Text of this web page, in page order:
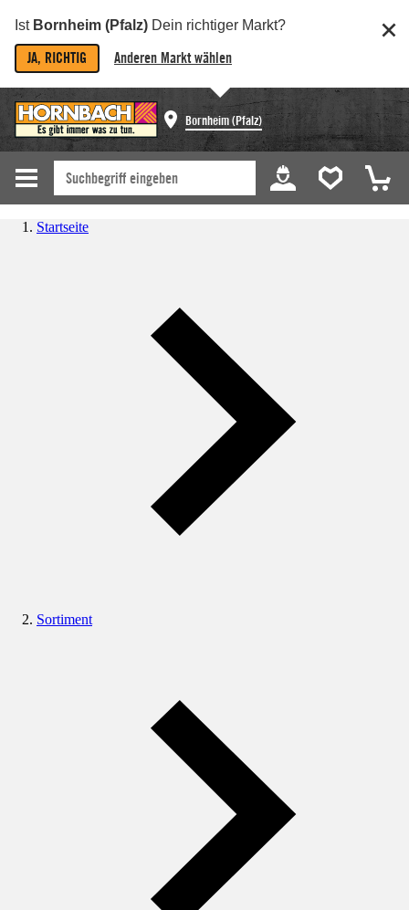
Ist Bornheim (Pfalz) Dein richtiger Markt?
JA, RICHTIG Anderen Markt wählen
Bornheim (Pfalz)
Startseite
Sortiment